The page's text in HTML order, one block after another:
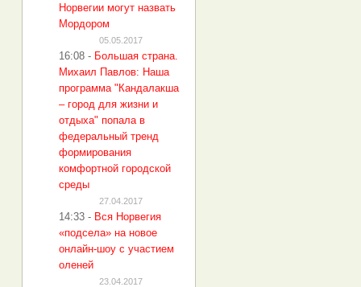
Норвегии могут назвать
Мордором
05.05.2017
16:08 - Большая страна.
Михаил Павлов: Наша
программа "Кандалакша
– город для жизни и
отдыха" попала в
федеральный тренд
формирования
комфортной городской
среды
27.04.2017
14:33 - Вся Норвегия
«подсела» на новое
онлайн-шоу с участием
оленей
23.04.2017